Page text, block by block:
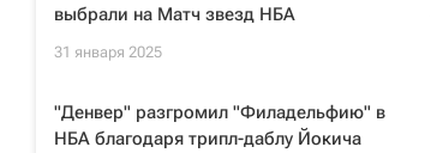
выбрали на Матч звезд НБА
31 января 2025
"Денвер" разгромил "Филадельфию" в
НБА благодаря трипл-даблу Йокича